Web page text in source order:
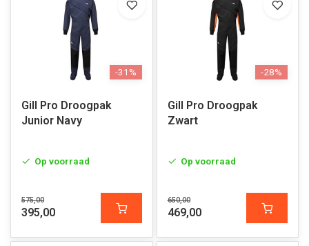
-31%
Gill Pro Droogpak
Junior Navy
Op voorraad
575,00
395,00
-28%
Gill Pro Droogpak
Zwart
Op voorraad
650,00
469,00